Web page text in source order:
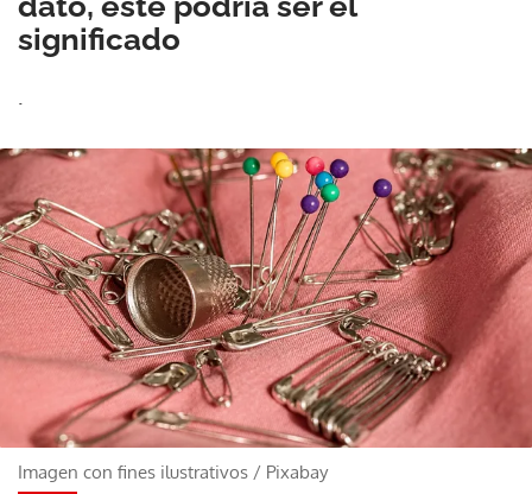
significado
Imagen con fines ilustrativos / Pixabay